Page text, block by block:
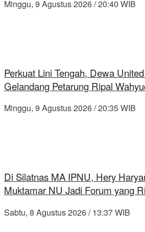
Minggu, 9 Agustus 2026 / 20:40 WIB
Perkuat Lini Tengah, Dewa
Gelandang Petarung Ripal
Minggu, 9 Agustus 2026 / 20:35 WIB
Di Silatnas MA IPNU, Hery
Muktamar NU Jadi Forum yang
Sabtu, 8 Agustus 2026 / 13:37 WIB